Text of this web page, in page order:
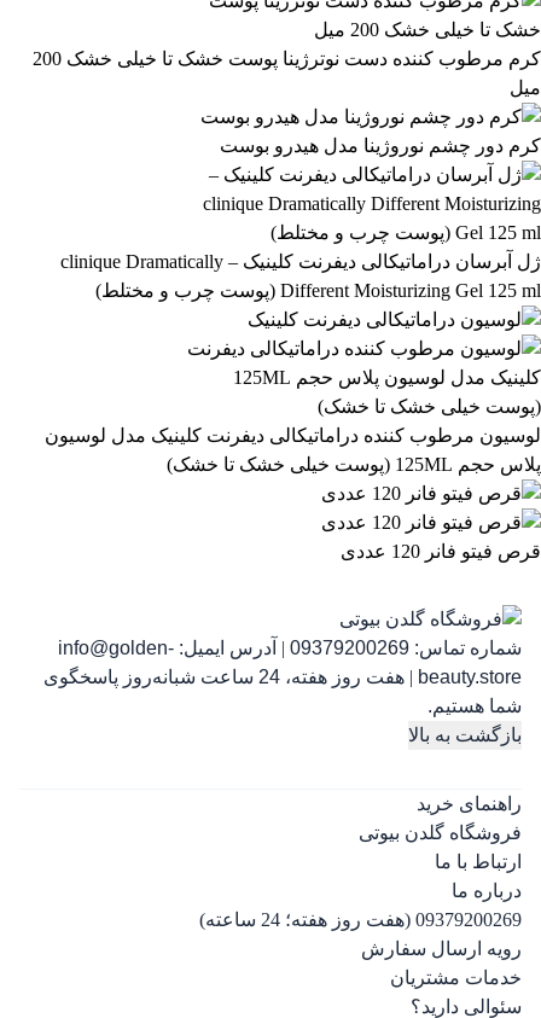
وضعیت کالا
نمایش کالاهای موجود
فیلتر بر اساس برند:
IsaDora 2
فیلتر بر اساس دسته بندی:
آرایشی و بهداشتی 558 بهداشتی و پوستی
رژ لب مدادی لچیک
کرم مرطوب کننده دست نوترژینا پوست خشک تا خیلی خشک 200
میل
کرم دور چشم نوروژینا مدل هیدرو بوست
ژل آبرسان دراماتیکالی دیفرنت کلینیک – clinique Dramatically
Different Moisturizing Gel 125 ml (پوست چرب و مختلط)
لوسیون مرطوب کننده دراماتیکالی دیفرنت کلینیک مدل لوسیون
پلاس حجم 125ML (پوست خیلی خشک تا خشک)
قرص فیتو فانر 120 عددی
شماره تماس: 09379200269
| آدرس ایمیل: info@golden-
beauty.store
|
هفت روز هفته، 24 ساعت شبانه‌روز پاسخگوی
شما هستیم.
بازگشت به بالا
راهنمای خرید
فروشگاه گلدن بیوتی
ارتباط با ما
درباره ما
09379200269 (هفت روز هفته؛ 24 ساعته)
رویه ارسال سفارش
خدمات مشتریان
سئوالی دارید؟